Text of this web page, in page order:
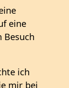
eine
Besuch
ich
mir bei